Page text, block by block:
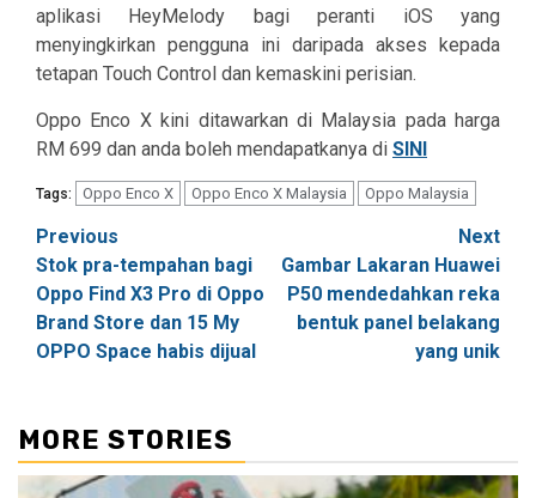
aplikasi HeyMelody bagi peranti iOS yang
menyingkirkan pengguna ini daripada akses kepada
tetapan Touch Control dan kemaskini perisian.
Oppo Enco X kini ditawarkan di Malaysia pada harga
RM 699 dan anda boleh mendapatkanya di SINI
Tags: Oppo Enco X Oppo Enco X Malaysia Oppo Malaysia
Post
navigation
Previous
Stok pra-tempahan bagi
Oppo Find X3 Pro di Oppo
Brand Store dan 15 My
OPPO Space habis dijual
Next
Gambar Lakaran Huawei
P50 mendedahkan reka
bentuk panel belakang
yang unik
MORE STORIES